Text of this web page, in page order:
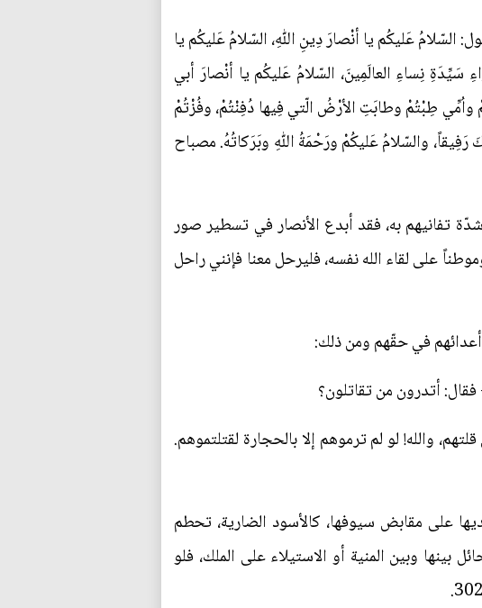
السّلامُ عَليكُم يا أنْصارَ دِينِ اللّٰهِ‌، السّلامُ عَليكُم يا
سَيِّدَةِ نِساءِ العالَمِينَ‌، السّلامُ عَليكُم يا أنْصارَ أبي
واُمِّي طِبْتُمْ وطابَتِ الأرْضُ الّتي فِيها دُفِنْتُمْ‌، وفُزْتُمْ
والسّلامُ عَليكُمْ ورَحْمَةُ اللّٰهِ وبَرَكاتُهُ‌. مصباح
تفانيهم به، فقد أبدع الأنصار في تسطير صور
على لقاء الله نفسه، فليرحل معنا فإنني راحل
أعدائهم في حقّهم ومن ذلك:
أتدرون من تقاتلون؟
والله! لو لم ترموهم إلا بالحجارة لقتلتموهم.
على مقابض سيوفها، كالأسود الضارية، تحطم
بينها وبين المنية أو الاستيلاء على الملك، فلو